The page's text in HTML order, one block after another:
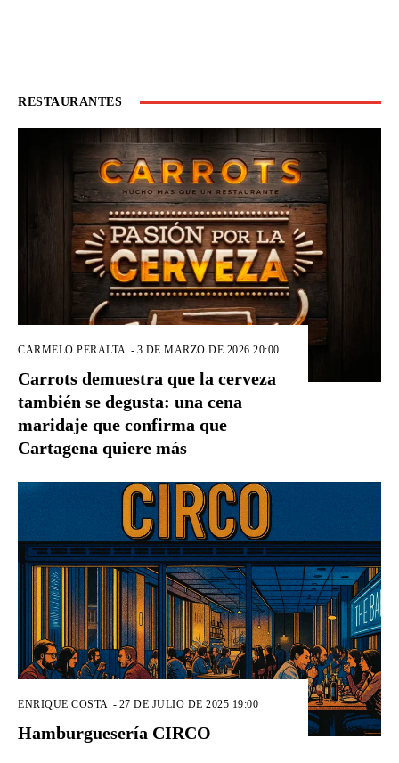
RESTAURANTES
CARMELO PERALTA - 3 DE MARZO DE 2026 20:00
Carrots demuestra que la cerveza
también se degusta: una cena
maridaje que confirma que
Cartagena quiere más
ENRIQUE COSTA - 27 DE JULIO DE 2025 19:00
Hamburguesería CIRCO